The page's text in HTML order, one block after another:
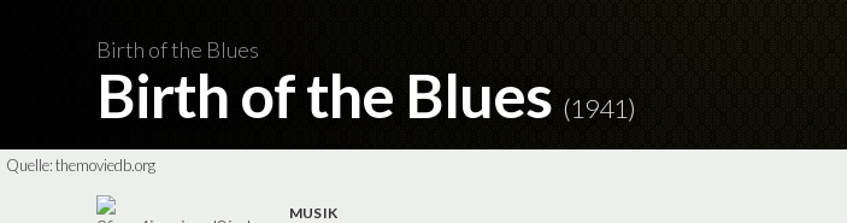
Birth of the Blues
Birth of the Blues (1941)
Quelle:themoviedb.org
MUSIK